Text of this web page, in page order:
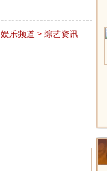
娱乐频道 > 综艺资讯